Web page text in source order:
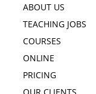
ABOUT US
TEACHING JOBS
COURSES
ONLINE
PRICING
OUR CLIENTS